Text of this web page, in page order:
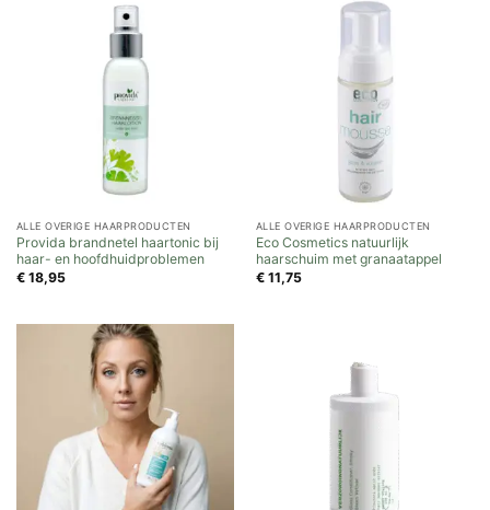
ALLE OVERIGE HAARPRODUCTEN
Provida brandnetel haartonic bij
haar- en hoofdhuidproblemen
€18,95
ALLE OVERIGE HAARPRODUCTEN
Eco Cosmetics natuurlijk
haarschuim met granaatappel
€11,75